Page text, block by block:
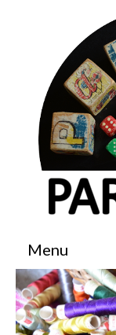
Menu
Accueil
Boutique